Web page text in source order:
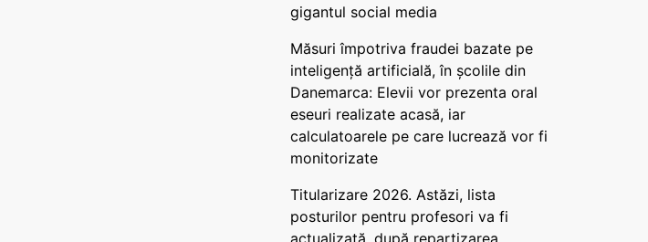
gigantul social media
Măsuri împotriva fraudei bazate pe
inteligență artificială, în școlile din
Danemarca: Elevii vor prezenta oral
eseuri realizate acasă, iar
calculatoarele pe care lucrează vor fi
monitorizate
Titularizare 2026. Astăzi, lista
posturilor pentru profesori va fi
actualizată, după repartizarea